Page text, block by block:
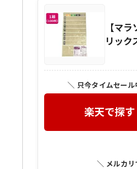
【マ
リック
＼ 只今タイムセール
楽天で探す
＼ メルカ